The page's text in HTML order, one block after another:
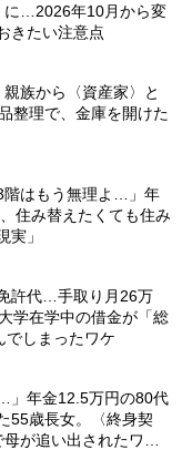
に…2026年10月から変
きたい注意点
族から〈資産家〉と
整理で、金庫を開けた
階はもう無理よ…」年
住み替えたくても住み
実」
許代…手取り月26万
学在学中の借金が「総
でしまったワケ
」年金12.5万円の80代
55歳長女。〈終身契
が追い出されたワ